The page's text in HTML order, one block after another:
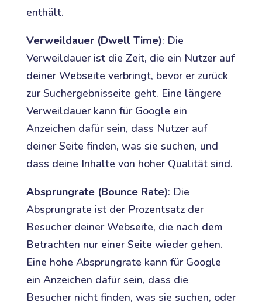
enthält.
Verweildauer (Dwell Time): Die
Verweildauer ist die Zeit, die ein Nutzer auf
deiner Webseite verbringt, bevor er zurück
zur Suchergebnisseite geht. Eine längere
Verweildauer kann für Google ein
Anzeichen dafür sein, dass Nutzer auf
deiner Seite finden, was sie suchen, und
dass deine Inhalte von hoher Qualität sind.
Absprungrate (Bounce Rate): Die
Absprungrate ist der Prozentsatz der
Besucher deiner Webseite, die nach dem
Betrachten nur einer Seite wieder gehen.
Eine hohe Absprungrate kann für Google
ein Anzeichen dafür sein, dass die
Besucher nicht finden, was sie suchen, oder